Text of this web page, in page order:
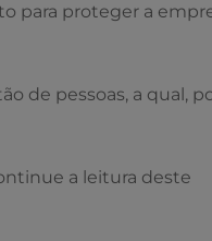
para proteger a
de pessoas, a qual,
a leitura deste